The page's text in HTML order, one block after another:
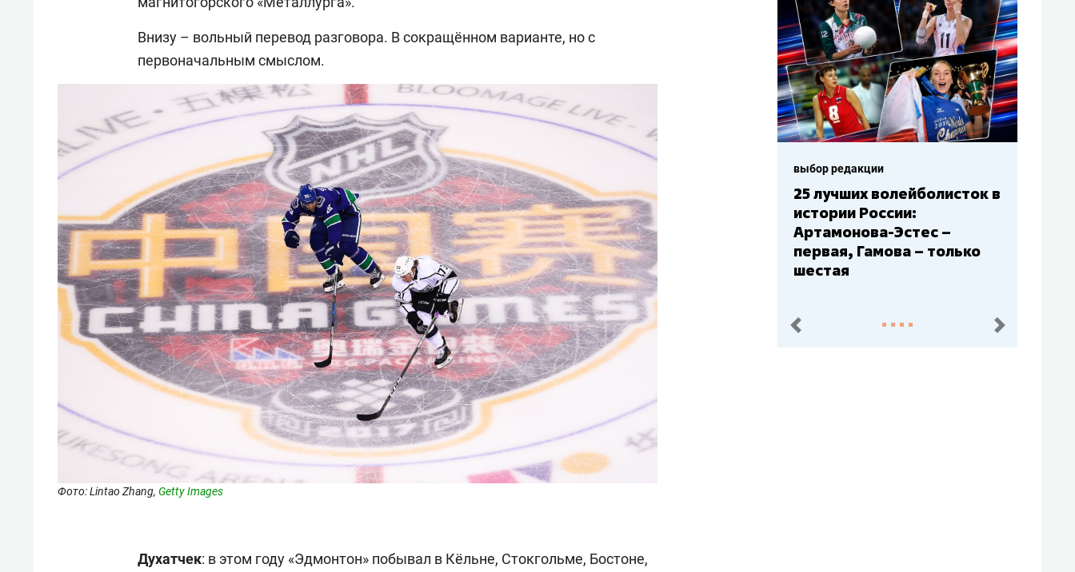
Внизу – вольный перевод разговора. В сокращённом варианте, но с
первоначальным смыслом.
Фото: Lintao Zhang, Getty Images
Духатчек: в этом году «Эдмонтон» побывал в Кёльне, Стокгольме, Бостоне,
выбор редакции
Бюджеты клубов КХЛ: СКА
– главный мажор, «Ак
Барс» – второй, «Салават
Юлаев» – середняк
пред. след.